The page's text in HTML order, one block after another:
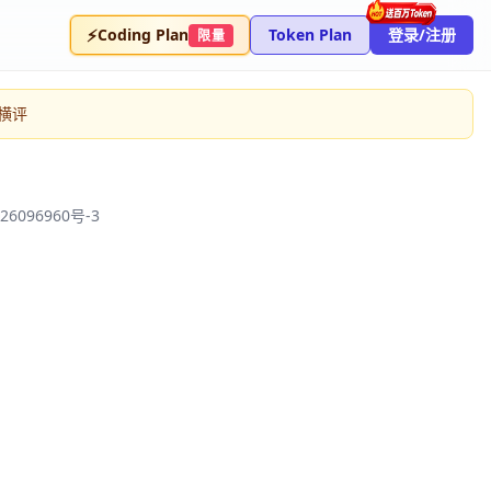
⚡Coding Plan 限量 Token Plan 登录/注册
评
号-3